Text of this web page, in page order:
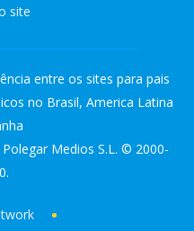
site
entre os sites para pais
no Brasil, America Latina
Medios S.L. © 2000-